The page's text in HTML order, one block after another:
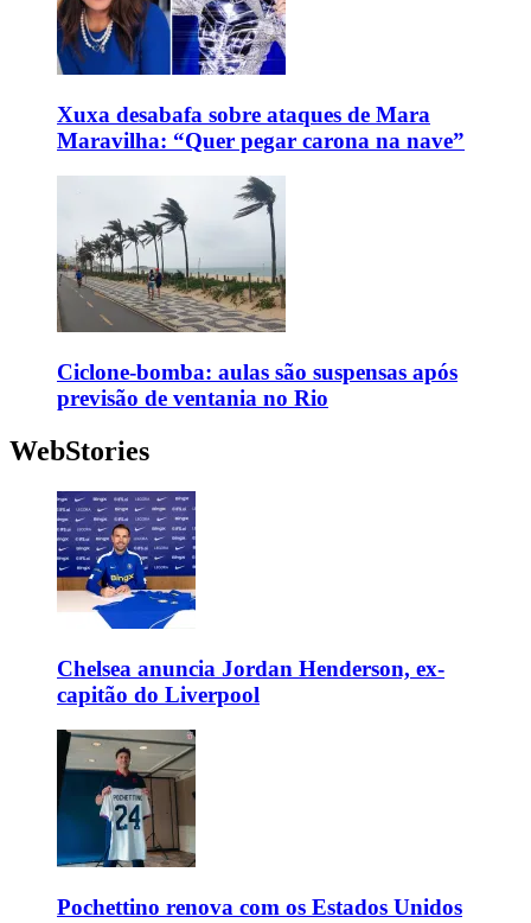
Xuxa desabafa sobre ataques de Mara
Maravilha: “Quer pegar carona na nave”
Ciclone-bomba: aulas são suspensas após
previsão de ventania no Rio
WebStories
Chelsea anuncia Jordan Henderson, ex-
capitão do Liverpool
Pochettino renova com os Estados Unidos